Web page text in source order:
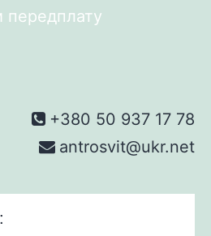
+380 50 937 17 78
antrosvit@ukr.net